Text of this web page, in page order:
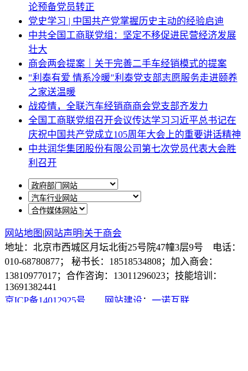
论预备党员转正
党史学习 | 中国共产党掌握历史主动的经验启迪
中共全国工商联党组：坚定不移促进民营经济发展
壮大
商会两会提案｜关于完善二手车经销模式的提案
"利泰有爱 情系冷暖"利泰党支部志愿服务走进颐养
之家送温暖
战疫情，全联汽车经销商商会党支部齐发力
全国工商联党组召开会议传达学习习近平总书记在
庆祝中国共产党成立105周年大会上的重要讲话精神
中共润华集团股份有限公司第七次党员代表大会胜
利召开
网站地图 | 网站声明|关于商会
地址：北京市西城区月坛北街25号院47幢3层9号 电话：
010-68780877； 秘书长：18518534808；加入商会：
13810977017；合作咨询：13011296023；技能培训：
13691382441
京ICP备14012925号
网站建设： 一诺互联